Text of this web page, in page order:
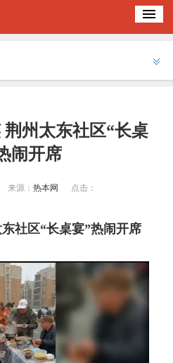
州太东社区“长桌
闹开席
来源： 热本网 点击：
社区“长桌宴”热闹开席